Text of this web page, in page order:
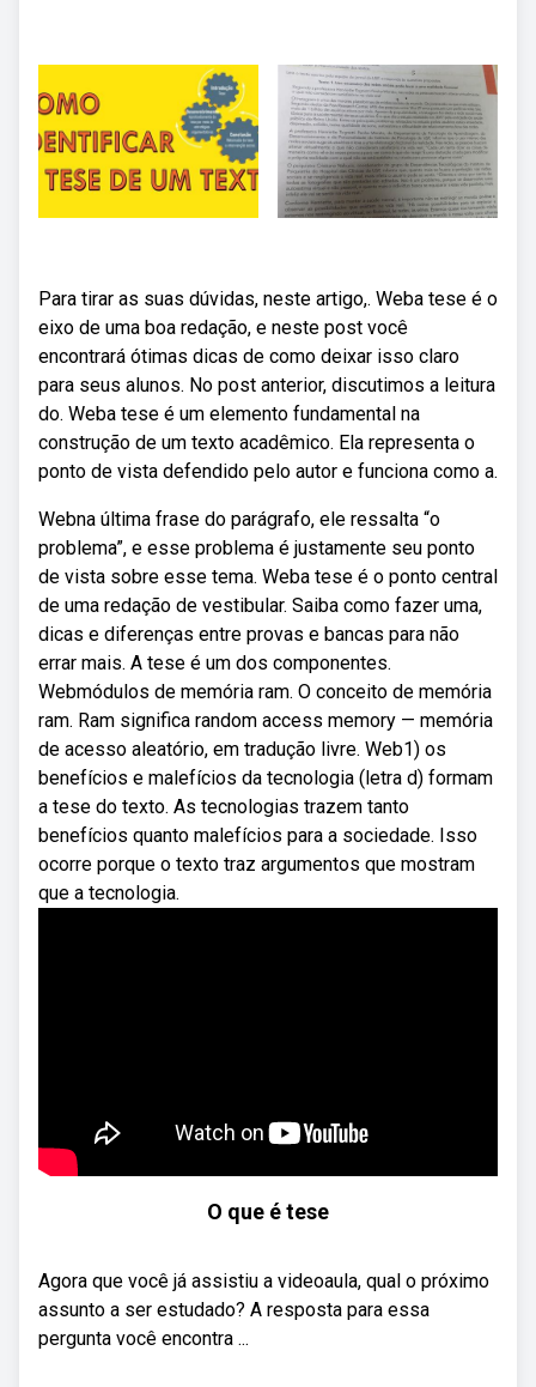
Para tirar as suas dúvidas, neste artigo,. Weba tese é o
eixo de uma boa redação, e neste post você
encontrará ótimas dicas de como deixar isso claro
para seus alunos. No post anterior, discutimos a leitura
do. Weba tese é um elemento fundamental na
construção de um texto acadêmico. Ela representa o
ponto de vista defendido pelo autor e funciona como a.
Webna última frase do parágrafo, ele ressalta “o
problema”, e esse problema é justamente seu ponto
de vista sobre esse tema. Weba tese é o ponto central
de uma redação de vestibular. Saiba como fazer uma,
dicas e diferenças entre provas e bancas para não
errar mais. A tese é um dos componentes.
Webmódulos de memória ram. O conceito de memória
ram. Ram significa random access memory — memória
de acesso aleatório, em tradução livre. Web1) os
benefícios e malefícios da tecnologia (letra d) formam
a tese do texto. As tecnologias trazem tanto
benefícios quanto malefícios para a sociedade. Isso
ocorre porque o texto traz argumentos que mostram
que a tecnologia.
O que é tese
Agora que você já assistiu a videoaula, qual o próximo
assunto a ser estudado? A resposta para essa
pergunta você encontra ...